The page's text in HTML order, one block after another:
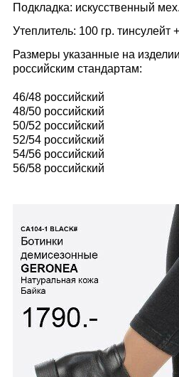
Подкладка: искусственный мех.
Утеплитель: 100 гр. тинсулейт
Размеры указанные на
российским стандартам:
46/48 российский
48/50 российский
50/52 российский
52/54 российский
54/56 российский
56/58 российский